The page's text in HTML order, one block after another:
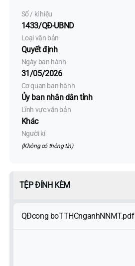
Số / kí hiệu
1433/QĐ-UBND
Loại văn bản
Quyết định
Ngày ban hành
31/05/2026
Cơ quan ban hành
Ủy ban nhân dân tỉnh
Lĩnh vực văn bản
Khác
Người kí
(Không có thông tin)
TỆP ĐÍNH KÈM
QĐcong boTTHCnganhNNMT.pdf